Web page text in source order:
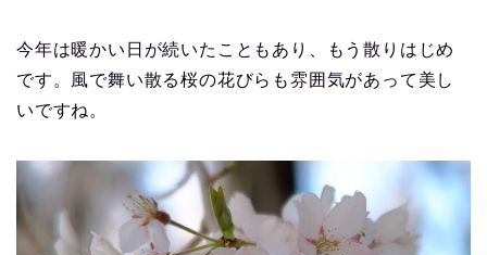
今年は暖かい日が続いたこともあり、もう散りはじめ
です。風で舞い散る桜の花びらも雰囲気があって美し
いですね。